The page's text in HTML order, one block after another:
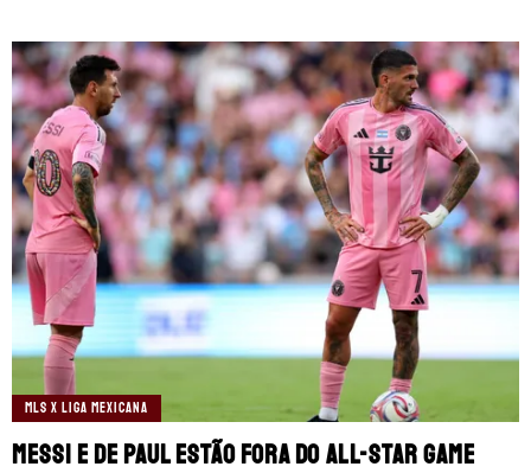
MLS X LIGA MEXICANA
Messi e De Paul estão fora do All-Star Game